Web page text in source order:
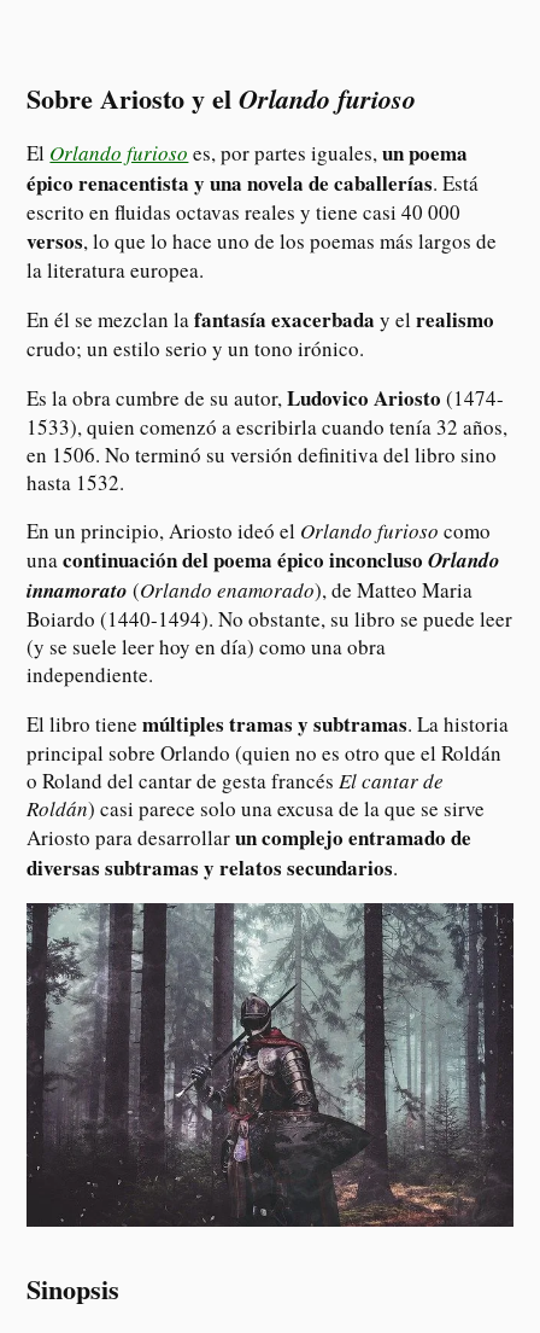
Sobre Ariosto y elOrlando furioso
El Orlando furioso es, por partes iguales,un poema
épico renacentista y una novela de caballerías. Está
escrito en fluidas octavas reales y tiene casi 40 000
versos, lo que lo hace uno de los poemas más largos de
la literatura europea.
En él se mezclan lafantasía exacerbada y elrealismo
crudo; un estilo serio y un tono irónico.
Es la obra cumbre de su autor,Ludovico Ariosto (1474-
1533), quien comenzó a escribirla cuando tenía 32 años,
en 1506. No terminó su versión definitiva del libro sino
hasta 1532.
En un principio, Ariosto ideó el Orlando furiosocomo
unacontinuación del poema épico inconclusoOrlando
innamorato (Orlando enamorado), de Matteo Maria
Boiardo (1440-1494). No obstante, su libro se puede leer
(y se suele leer hoy en día) como una obra
independiente.
El libro tienemúltiples tramas y subtramas. La historia
principal sobre Orlando (quien no es otro que el Roldán
o Roland del cantar de gesta francésEl cantar de
Roldán) casi parece solo una excusa de la que se sirve
Ariosto para desarrollarun complejo entramado de
diversas subtramas y relatos secundarios.
Sinopsis